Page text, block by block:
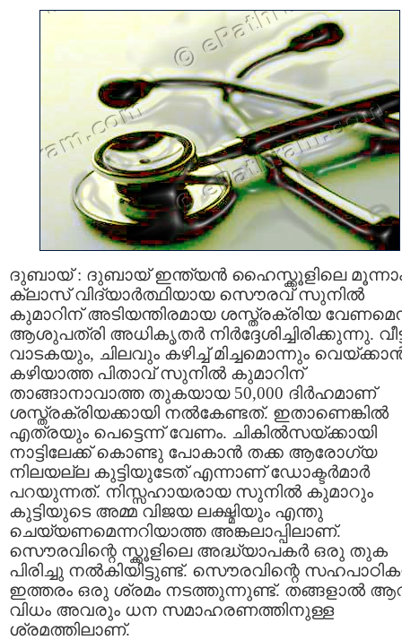
ദുബായ് : ദുബായ് ഇന്ത്യൻ ഹൈസ്ക്കൂളിലെ
ക്ലാസ് വിദ്യാർത്ഥിയായ സൌരവ് സുനിൽ
കുമാറിന് അടിയന്തിരമായ ശസ്ത്രക്രിയ
ആശുപത്രി അധികൃതർ നിർദ്ദേശിച്ചിരിക്കുന്നു.
വാടകയും, ചിലവും കഴിച്ച് മിച്ചമൊന്നും
കഴിയാത്ത പിതാവ് സുനിൽ കുമാറിന്
താങ്ങാനാവാത്ത തുകയായ 50,000 ദിർഹമാണ്
ശസ്ത്രക്രിയക്കായി നൽകേണ്ടത്. ഇതാണെങ്കിൽ
എത്രയും പെട്ടെന്ന് വേണം. ചികിൽസയ്ക്കായി
നാട്ടിലേക്ക് കൊണ്ടു പോകാൻ തക്ക ആരോഗ്യ
നിലയല്ല കുട്ടിയുടേത് എന്നാണ് ഡോക്ടർമാർ
പറയുന്നത്. നിസ്സഹായരായ സുനിൽ കുമാറും
കുട്ടിയുടെ അമ്മ വിജയ ലക്ഷ്മിയും എന്തു
ചെയ്യണമെന്നറിയാത്ത അങ്കലാപ്പിലാണ്.
സൌരവിന്റെ സ്ക്കൂളിലെ അദ്ധ്യാപകർ ഒരു തുക
പിരിച്ചു നൽകിയിട്ടുണ്ട്. സൌരവിന്റെ
ഇത്തരം ഒരു ശ്രമം നടത്തുന്നുണ്ട്. തങ്ങളാൽ
വിധം അവരും ധന സമാഹരണത്തിനുള്ള
ശ്രമത്തിലാണ്.